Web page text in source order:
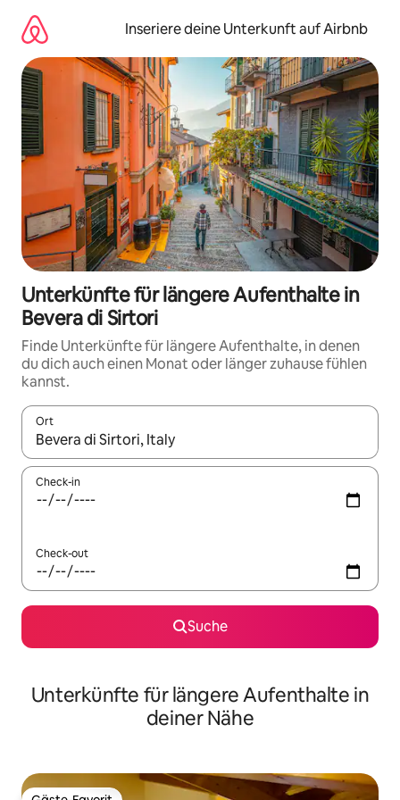
Inhalten
springen
Inseriere deine Unterkunft auf Airbnb
Unterkünfte für längere Aufenthalte in
Bevera di Sirtori
Finde Unterkünfte für längere Aufenthalte, in denen
du dich auch einen Monat oder länger zuhause fühlen
kannst.
Ort
Wenn Ergebnisse verfügbar sind, navigiere mit den
Check-in
Check-out
Suche
Unterkünfte für längere Aufenthalte in
deiner Nähe